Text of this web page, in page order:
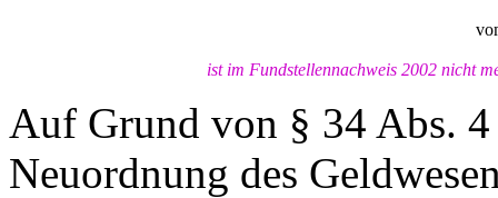
ist im Fundstellennachweis 2002 nicht
Auf Grund von § 34 Abs. 4
Neuordnung des